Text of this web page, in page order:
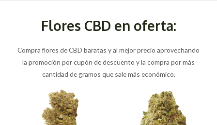
Flores CBD en oferta:
Compra flores de CBD baratas y al mejor precio aprovechando
la promoción por cupón de descuento y la compra por más
cantidad de gramos que sale más económico.